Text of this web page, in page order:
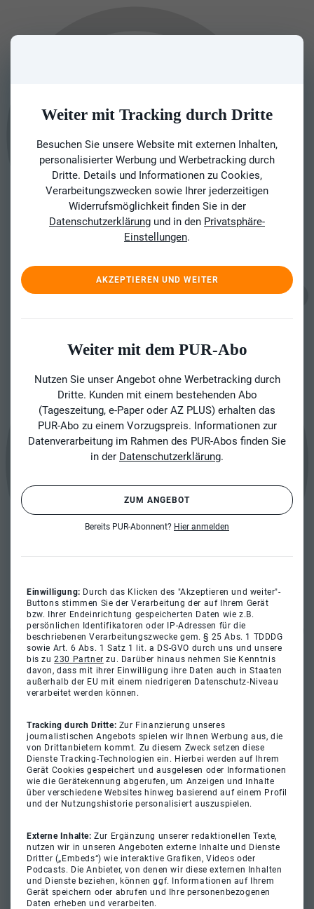
Weiter mit Tracking durch Dritte
Besuchen Sie unsere Website mit externen Inhalten,
personalisierter Werbung und Werbetracking durch
Dritte. Details und Informationen zu Cookies,
Verarbeitungszwecken sowie Ihrer jederzeitigen
Widerrufsmöglichkeit finden Sie in der
Datenschutzerklärung und in den Privatsphäre-
Einstellungen.
AKZEPTIEREN UND WEITER
Weiter mit dem PUR-Abo
Nutzen Sie unser Angebot ohne Werbetracking durch
Dritte. Kunden mit einem bestehenden Abo
(Tageszeitung, e-Paper oder AZ PLUS) erhalten das
PUR-Abo zu einem Vorzugspreis. Informationen zur
Datenverarbeitung im Rahmen des PUR-Abos finden Sie
in der Datenschutzerklärung.
ZUM ANGEBOT
Bereits PUR-Abonnent? Hier anmelden
Einwilligung: Durch das Klicken des "Akzeptieren und weiter"-
Buttons stimmen Sie der Verarbeitung der auf Ihrem Gerät
bzw. Ihrer Endeinrichtung gespeicherten Daten wie z.B.
persönlichen Identifikatoren oder IP-Adressen für die
beschriebenen Verarbeitungszwecke gem. § 25 Abs. 1 TDDDG
sowie Art. 6 Abs. 1 Satz 1 lit. a DS-GVO durch uns und unsere
bis zu230 Partner zu. Darüber hinaus nehmen Sie Kenntnis
davon, dass mit ihrer Einwilligung ihre Daten auch in Staaten
außerhalb der EU mit einem niedrigeren Datenschutz-Niveau
verarbeitet werden können.
Tracking durch Dritte: Zur Finanzierung unseres
journalistischen Angebots spielen wir Ihnen Werbung aus, die
von Drittanbietern kommt. Zu diesem Zweck setzen diese
Dienste Tracking-Technologien ein. Hierbei werden auf Ihrem
Gerät Cookies gespeichert und ausgelesen oder Informationen
wie die Gerätekennung abgerufen, um Anzeigen und Inhalte
über verschiedene Websites hinweg basierend auf einem Profil
und der Nutzungshistorie personalisiert auszuspielen.
Externe Inhalte:Zur Ergänzung unserer redaktionellen Texte,
nutzen wir in unseren Angeboten externe Inhalte und Dienste
Dritter („Embeds“) wie interaktive Grafiken, Videos oder
Podcasts. Die Anbieter, von denen wir diese externen Inhalten
und Dienste beziehen, können ggf. Informationen auf Ihrem
Gerät speichern oder abrufen und Ihre personenbezogenen
Daten erheben und verarbeiten.